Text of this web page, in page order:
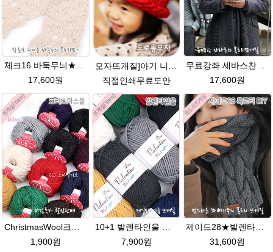
체크16 바둑무늬★울토탈 털실 목도리뜨기 뜨개질
17,600원
모자뜨개질]아기 니트 도로롱모자 만들기/굵은털실로 만든모자 / 대바늘뜨기 (무료도안) 아기 유아 모자뜨기 knit
직접인쇄무료도안
무료강좌 세바스찬28★댄디울 목도리뜨기 뜨개질
17,600원
1,900원
7,900원
31,600원